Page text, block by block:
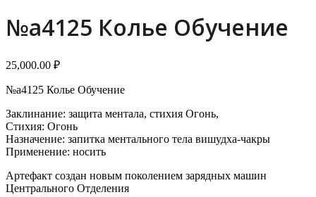
№a4125 Колье Обучение
25,000.00 ₽
№a4125 Колье Обучение
Заклинание: защита ментала, стихия Огонь,
Стихия: Огонь
Назначение: запитка ментального тела вишудха-чакры
Применение: носить
Артефакт создан новым поколением зарядных машин
Центрального Отделения